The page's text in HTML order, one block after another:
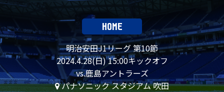
HOME
明治安田J1リーグ 第10節
2024.4.28(日) 15:00キックオフ
vs.鹿島アントラーズ
パナソニック スタジアム 吹田